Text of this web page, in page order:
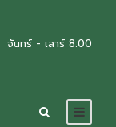
จันทร์ - เสาร์ 8:00 -